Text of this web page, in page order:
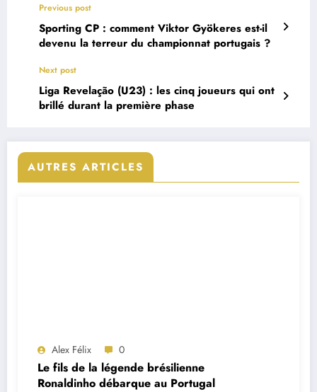
Previous post
Sporting CP : comment Viktor Gyökeres est-il
devenu la terreur du championnat portugais ?
Next post
Liga Revelação (U23) : les cinq joueurs qui ont
brillé durant la première phase
AUTRES ARTICLES
Alex Félix 0
Le fils de la légende brésilienne
Ronaldinho débarque au Portugal